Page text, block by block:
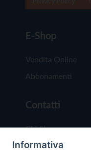
E-Shop
Vendita Online
Abbonamenti
Contatti
Chi Siamo
Redazione
Informativa